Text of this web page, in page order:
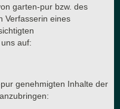
garten-pur bzw. des
Verfasserin eines
auf:
genehmigten Inhalte der